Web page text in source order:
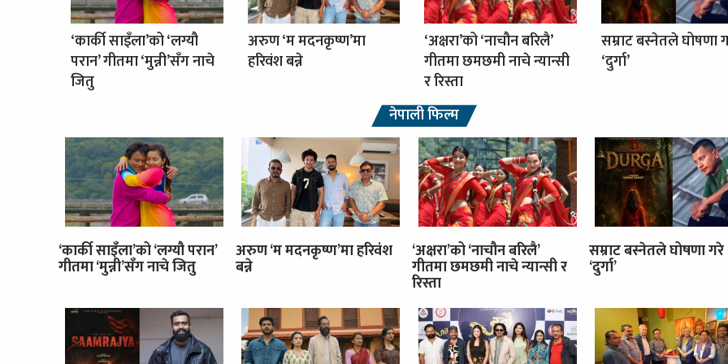
‘कार्की साइँला’को ‘लग्यौ
परान’ गीतमा ‘मुन्नी’सँग नाचे
जितु
अरुण ‘म मदनकृष्ण’मा
हरिवंश बन्ने
‘अक्षरा’को ‘नाचौन बरिलै’
गीतमा छमछमी नाचे न्यान्सी
र रिस्ता
सम्राट बस्नेतले घोषणा
‘दुर्गा’
नेपाली फिल्म
‘कार्की साइँला’को ‘लग्यौ परान’
गीतमा ‘मुन्नी’सँग नाचे जितु
अरुण ‘म मदनकृष्ण’मा हरिवंश
बन्ने
‘अक्षरा’को ‘नाचौन बरिलै’
गीतमा छमछमी नाचे न्यान्सी र
रिस्ता
सम्राट बस्नेतले घोषणा गरे
‘दुर्गा’